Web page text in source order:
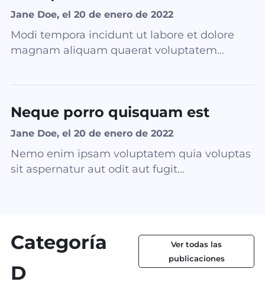
Jane Doe, el 20 de enero de 2022
Modi tempora incidunt ut labore et dolore
magnam aliquam quaerat voluptatem...
Neque porro quisquam est
Jane Doe, el 20 de enero de 2022
Nemo enim ipsam voluptatem quia voluptas
sit aspernatur aut odit aut fugit...
Categoría
D
Ver todas las
publicaciones